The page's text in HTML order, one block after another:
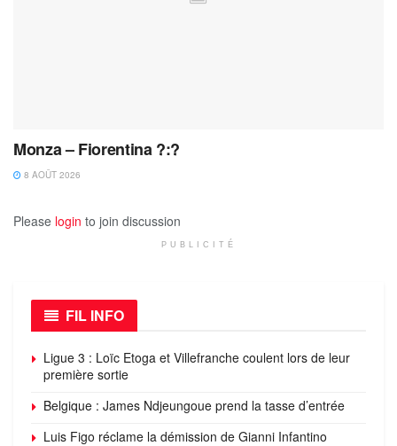
Monza – Fiorentina ?:?
8 AOÛT 2026
Please login to join discussion
PUBLICITÉ
FIL INFO
Ligue 3 : Loïc Etoga et Villefranche coulent lors de leur
première sortie
Belgique : James Ndjeungoue prend la tasse d’entrée
Luis Figo réclame la démission de Gianni Infantino